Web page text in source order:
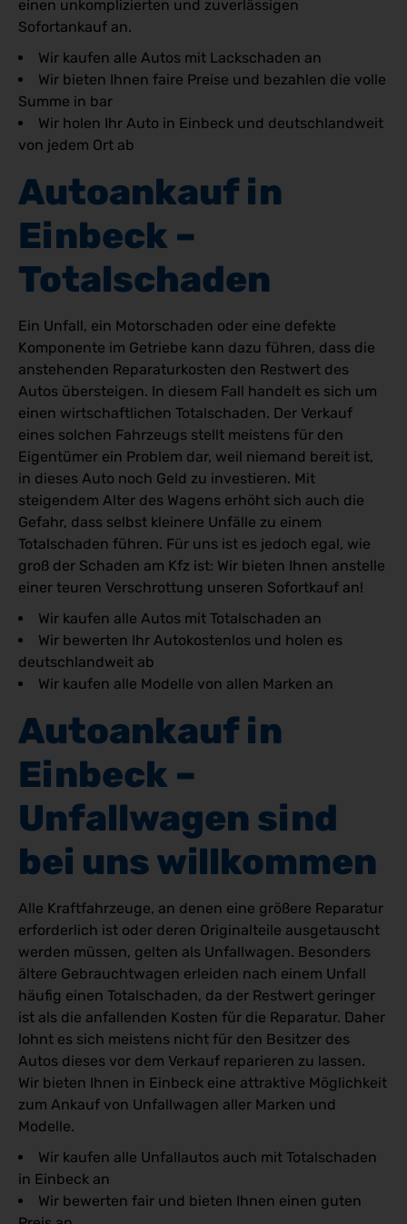
einen unkomplizierten und zuverlässigen
Sofortankauf an.
Wir kaufen alle Autos mit Lackschaden an
Wir bieten Ihnen faire Preise und bezahlen die volle
Summe in bar
Wir holen Ihr Auto in Einbeck und deutschlandweit
von jedem Ort ab
Autoankauf in
Einbeck –
Totalschaden
Ein Unfall, ein Motorschaden oder eine defekte
Komponente im Getriebe kann dazu führen, dass die
anstehenden Reparaturkosten den Restwert des
Autos übersteigen. In diesem Fall handelt es sich um
einen wirtschaftlichen Totalschaden. Der Verkauf
eines solchen Fahrzeugs stellt meistens für den
Eigentümer ein Problem dar, weil niemand bereit ist,
in dieses Auto noch Geld zu investieren. Mit
steigendem Alter des Wagens erhöht sich auch die
Gefahr, dass selbst kleinere Unfälle zu einem
Totalschaden führen. Für uns ist es jedoch egal, wie
groß der Schaden am Kfz ist: Wir bieten Ihnen anstelle
einer teuren Verschrottung unseren Sofortkauf an!
Wir kaufen alle Autos mit Totalschaden an
Wir bewerten Ihr Autokostenlos und holen es
deutschlandweit ab
Wir kaufen alle Modelle von allen Marken an
Autoankauf in
Einbeck –
Unfallwagen sind
bei uns willkommen
Alle Kraftfahrzeuge, an denen eine größere Reparatur
erforderlich ist oder deren Originalteile ausgetauscht
werden müssen, gelten als Unfallwagen. Besonders
ältere Gebrauchtwagen erleiden nach einem Unfall
häufig einen Totalschaden, da der Restwert geringer
ist als die anfallenden Kosten für die Reparatur. Daher
lohnt es sich meistens nicht für den Besitzer des
Autos dieses vor dem Verkauf reparieren zu lassen.
Wir bieten Ihnen in Einbeck eine attraktive Möglichkeit
zum Ankauf von Unfallwagen aller Marken und
Modelle.
Wir kaufen alle Unfallautos auch mit Totalschaden
in Einbeck an
Wir bewerten fair und bieten Ihnen einen guten